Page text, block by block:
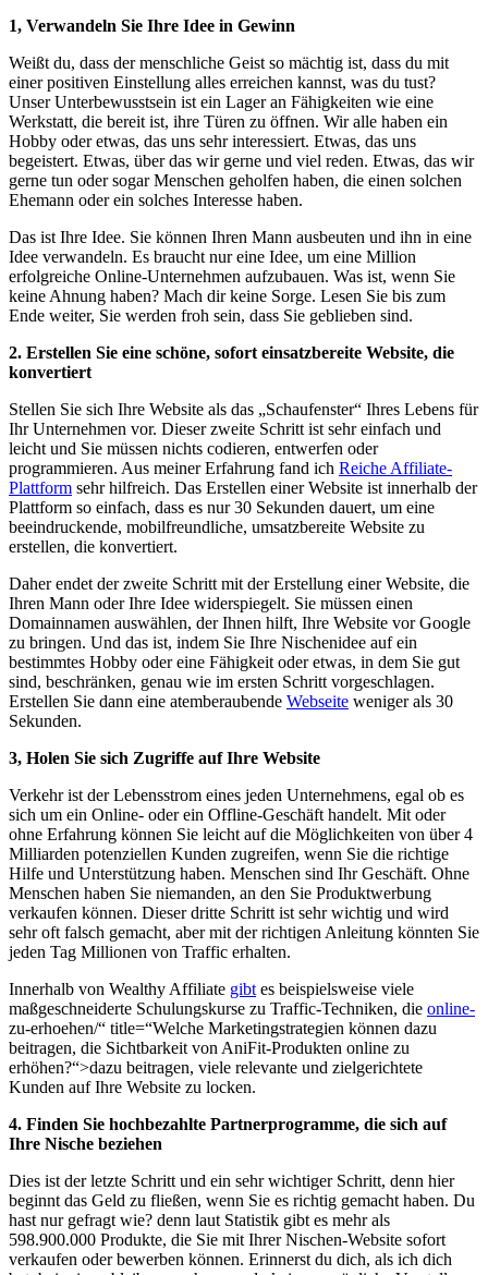
1, Verwandeln Sie Ihre Idee in Gewinn
Weißt du, dass der menschliche Geist so mächtig ist, dass du mit
einer positiven Einstellung alles erreichen kannst, was du tust?
Unser Unterbewusstsein ist ein Lager an Fähigkeiten wie eine
Werkstatt, die bereit ist, ihre Türen zu öffnen. Wir alle haben ein
Hobby oder etwas, das uns sehr interessiert. Etwas, das uns
begeistert. Etwas, über das wir gerne und viel reden. Etwas, das wir
gerne tun oder sogar Menschen geholfen haben, die einen solchen
Ehemann oder ein solches Interesse haben.
Das ist Ihre Idee. Sie können Ihren Mann ausbeuten und ihn in eine
Idee verwandeln. Es braucht nur eine Idee, um eine Million
erfolgreiche Online-Unternehmen aufzubauen. Was ist, wenn Sie
keine Ahnung haben? Mach dir keine Sorge. Lesen Sie bis zum
Ende weiter, Sie werden froh sein, dass Sie geblieben sind.
2. Erstellen Sie eine schöne, sofort einsatzbereite Website, die
konvertiert
Stellen Sie sich Ihre Website als das „Schaufenster“ Ihres Lebens für
Ihr Unternehmen vor. Dieser zweite Schritt ist sehr einfach und
leicht und Sie müssen nichts codieren, entwerfen oder
programmieren. Aus meiner Erfahrung fand ich Reiche Affiliate-
Plattform sehr hilfreich. Das Erstellen einer Website ist innerhalb der
Plattform so einfach, dass es nur 30 Sekunden dauert, um eine
beeindruckende, mobilfreundliche, umsatzbereite Website zu
erstellen, die konvertiert.
Daher endet der zweite Schritt mit der Erstellung einer Website, die
Ihren Mann oder Ihre Idee widerspiegelt. Sie müssen einen
Domainnamen auswählen, der Ihnen hilft, Ihre Website vor Google
zu bringen. Und das ist, indem Sie Ihre Nischenidee auf ein
bestimmtes Hobby oder eine Fähigkeit oder etwas, in dem Sie gut
sind, beschränken, genau wie im ersten Schritt vorgeschlagen.
Erstellen Sie dann eine atemberaubende Webseite weniger als 30
Sekunden.
3, Holen Sie sich Zugriffe auf Ihre Website
Verkehr ist der Lebensstrom eines jeden Unternehmens, egal ob es
sich um ein Online- oder ein Offline-Geschäft handelt. Mit oder
ohne Erfahrung können Sie leicht auf die Möglichkeiten von über 4
Milliarden potenziellen Kunden zugreifen, wenn Sie die richtige
Hilfe und Unterstützung haben. Menschen sind Ihr Geschäft. Ohne
Menschen haben Sie niemanden, an den Sie Produktwerbung
verkaufen können. Dieser dritte Schritt ist sehr wichtig und wird
sehr oft falsch gemacht, aber mit der richtigen Anleitung könnten Sie
jeden Tag Millionen von Traffic erhalten.
Innerhalb von Wealthy Affiliate gibtes beispielsweise viele
maßgeschneiderte Schulungskurse zu Traffic-Techniken, die online-
zu-erhoehen/“ title=“Welche Marketingstrategien können dazu
beitragen, die Sichtbarkeit von AniFit-Produkten online zu
erhöhen?“>dazu beitragen, viele relevante und zielgerichtete
Kunden auf Ihre Website zu locken.
4. Finden Sie hochbezahlte Partnerprogramme, die sich auf
Ihre Nische beziehen
Dies ist der letzte Schritt und ein sehr wichtiger Schritt, denn hier
beginnt das Geld zu fließen, wenn Sie es richtig gemacht haben. Du
hast nur gefragt wie? denn laut Statistik gibt es mehr als
598.900.000 Produkte, die Sie mit Ihrer Nischen-Website sofort
verkaufen oder bewerben können. Erinnerst du dich, als ich dich